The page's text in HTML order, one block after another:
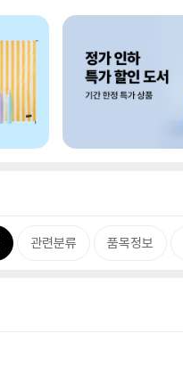
관련분류 품목정보